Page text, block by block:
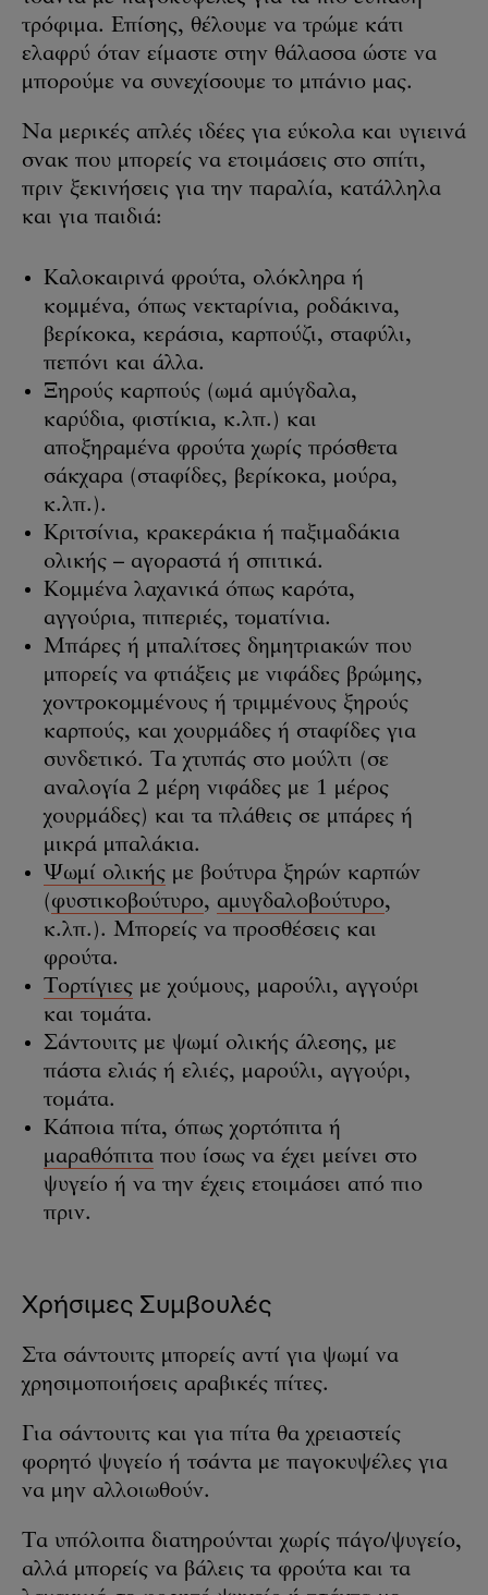
τρόφιμα. Επίσης, θέλουμε να τρώμε κάτι
ελαφρύ όταν είμαστε στην θάλασσα ώστε να
μπορούμε να συνεχίσουμε το μπάνιο μας.
Να μερικές απλές ιδέες για εύκολα και υγιεινά
σνακ που μπορείς να ετοιμάσεις στο σπίτι,
πριν ξεκινήσεις για την παραλία, κατάλληλα
και για παιδιά:
Καλοκαιρινά φρούτα, ολόκληρα ή
κομμένα, όπως νεκταρίνια, ροδάκινα,
βερίκοκα, κεράσια, καρπούζι, σταφύλι,
πεπόνι και άλλα.
Ξηρούς καρπούς (ωμά αμύγδαλα,
καρύδια, φιστίκια, κ.λπ.) και
αποξηραμένα φρούτα χωρίς πρόσθετα
σάκχαρα (σταφίδες, βερίκοκα, μούρα,
κ.λπ.).
Κριτσίνια, κρακεράκια ή παξιμαδάκια
ολικής – αγοραστά ή σπιτικά.
Κομμένα λαχανικά όπως καρότα,
αγγούρια, πιπεριές, τοματίνια.
Μπάρες ή μπαλίτσες δημητριακών που
μπορείς να φτιάξεις με νιφάδες βρώμης,
χοντροκομμένους ή τριμμένους ξηρούς
καρπούς, και χουρμάδες ή σταφίδες για
συνδετικό. Τα χτυπάς στο μούλτι (σε
αναλογία 2 μέρη νιφάδες με 1 μέρος
χουρμάδες) και τα πλάθεις σε μπάρες ή
μικρά μπαλάκια.
Ψωμί ολικής με βούτυρα ξηρών καρπών
( φυστικοβούτυρο, αμυγδαλοβούτυρο,
κ.λπ.). Μπορείς να προσθέσεις και
φρούτα.
Τορτίγιες με χούμους, μαρούλι, αγγούρι
και τομάτα.
Σάντουιτς με ψωμί ολικής άλεσης, με
πάστα ελιάς ή ελιές, μαρούλι, αγγούρι,
τομάτα.
Κάποια πίτα, όπως χορτόπιτα ή
μαραθόπιτα που ίσως να έχει μείνει στο
ψυγείο ή να την έχεις ετοιμάσει από πιο
πριν.
Χρήσιμες Συμβουλές
Στα σάντουιτς μπορείς αντί για ψωμί να
χρησιμοποιήσεις αραβικές πίτες.
Για σάντουιτς και για πίτα θα χρειαστείς
φορητό ψυγείο ή τσάντα με παγοκυψέλες για
να μην αλλοιωθούν.
Τα υπόλοιπα διατηρούνται χωρίς πάγο/ψυγείο,
αλλά μπορείς να βάλεις τα φρούτα και τα